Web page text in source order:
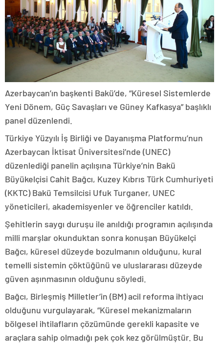
Azerbaycan’ın başkenti Bakü’de, “Küresel Sistemlerde
Yeni Dönem, Güç Savaşları ve Güney Kafkasya” başlıklı
panel düzenlendi.
Türkiye Yüzyılı İş Birliği ve Dayanışma Platformu’nun
Azerbaycan İktisat Üniversitesi’nde (UNEC)
düzenlediği panelin açılışına Türkiye’nin Bakü
Büyükelçisi Cahit Bağcı, Kuzey Kıbrıs Türk Cumhuriyeti
(KKTC) Bakü Temsilcisi Ufuk Turganer, UNEC
yöneticileri, akademisyenler ve öğrenciler katıldı.
Şehitlerin saygı duruşu ile anıldığı programın açılışında
milli marşlar okunduktan sonra konuşan Büyükelçi
Bağcı, küresel düzeyde bozulmanın olduğunu, kural
temelli sistemin çöktüğünü ve uluslararası düzeyde
güven aşınmasının olduğunu söyledi.
Bağcı, Birleşmiş Milletler’in (BM) acil reforma ihtiyacı
olduğunu vurgulayarak, “Küresel mekanizmaların
bölgesel ihtilafların çözümünde gerekli kapasite ve
araçlara sahip olmadığı pek çok kez görülmüştür. Bu